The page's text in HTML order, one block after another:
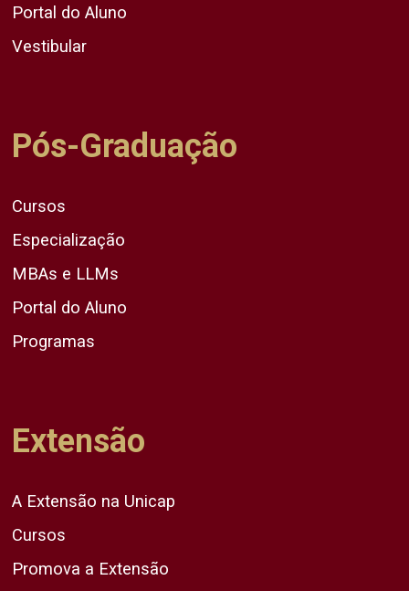
Portal do Aluno
Vestibular
Pós-Graduação
Cursos
Especialização
MBAs e LLMs
Portal do Aluno
Programas
Extensão
A Extensão na Unicap
Cursos
Promova a Extensão